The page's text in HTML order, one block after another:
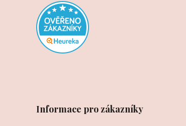
Informace pro zákazníky